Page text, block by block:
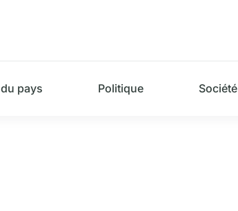
pays Politique Société